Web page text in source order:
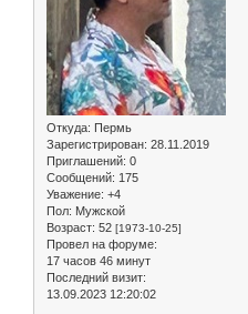
Откуда: Пермь
Зарегистрирован: 28.11.2019
Приглашений: 0
Сообщений: 175
Уважение: +4
Пол: Мужской
Возраст: 52 [1973-10-25]
Провел на форуме:
17 часов 46 минут
Последний визит:
13.09.2023 12:20:02